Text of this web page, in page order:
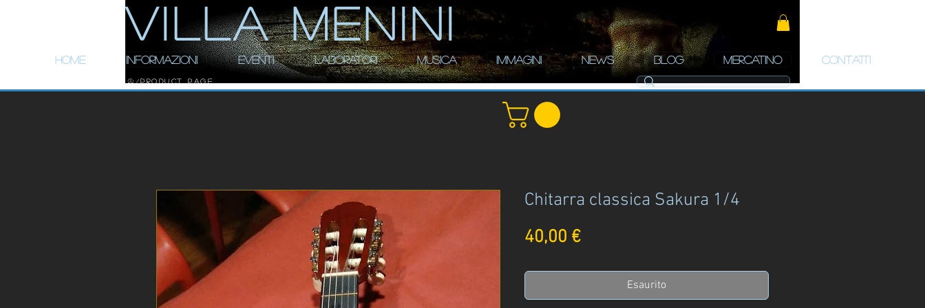
ViLLA MENINI
HOME INFORMAZIONI EVENTI LABORATORI MUSICA IMMAGINI NEWS BLOG MERCATINO CONTATTI
/ Product Page
Chitarra classica Sakura 1/4
40,00 €Prezzo
Esaurito